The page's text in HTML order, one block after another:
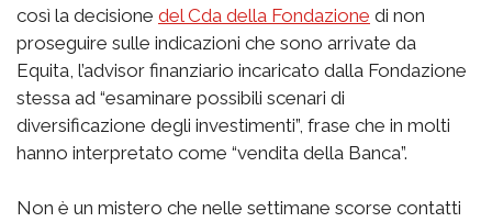
così la decisione del Cda della Fondazione di non
proseguire sulle indicazioni che sono arrivate da
Equita, l’advisor finanziario incaricato dalla Fondazione
stessa ad “esaminare possibili scenari di
diversificazione degli investimenti”, frase che in molti
hanno interpretato come “vendita della Banca”.
Non è un mistero che nelle settimane scorse contatti